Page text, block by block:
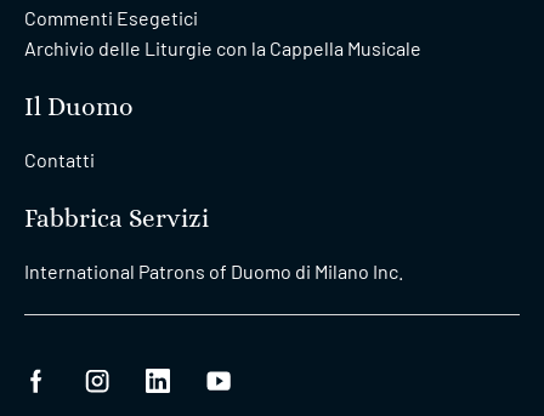
Commenti Esegetici
Archivio delle Liturgie con la Cappella Musicale
Il Duomo
Contatti
Fabbrica Servizi
International Patrons of Duomo di Milano Inc.